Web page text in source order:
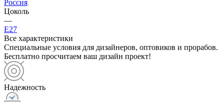
Россия
Цоколь
—
E27
Все характеристики
Специальные условия для дизайнеров, оптовиков и прорабов.
Бесплатно просчитаем ваш дизайн проект!
Надежность